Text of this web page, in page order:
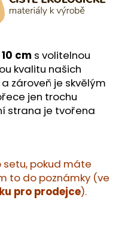
10 cm s volitelnou
kvalitu našich
zároveň je skvělým
jen trochu
strana je tvořena
setu, pokud máte
to do poznámky (ve
pro prodejce).